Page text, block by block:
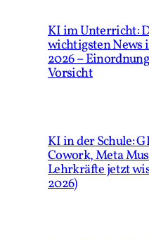
KI im Unterricht:
wichtigsten News
2026 –
Vorsicht
KI in der Schule:
Cowork, Meta
Lehrkräfte jetzt
2026)